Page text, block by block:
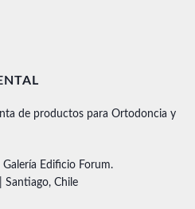
de productos para Ortodoncia y
Edificio Forum.
Santiago, Chile